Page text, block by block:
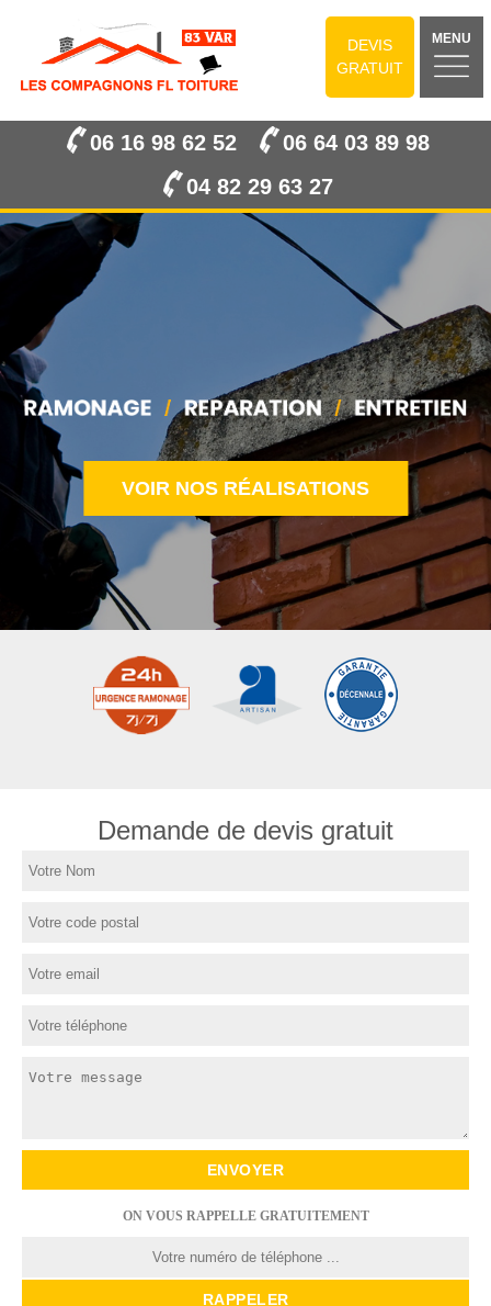
DEVIS
GRATUIT
MENU
06 16 98 62 52
06 64 03 89 98
04 82 29 63 27
VOIR NOS RÉALISATIONS
Demande de devis gratuit
ON VOUS RAPPELLE GRATUITEMENT